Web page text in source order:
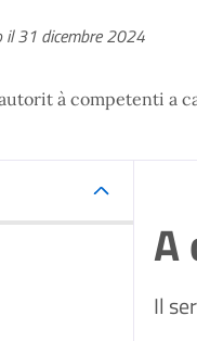
il 31 dicembre 2024
à competenti a
A
Il